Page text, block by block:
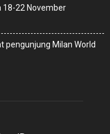
18-22 November
pengunjung Milan World